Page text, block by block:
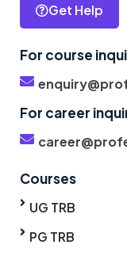
Get Help
For course
For career
Courses
UG TRB
PG TRB